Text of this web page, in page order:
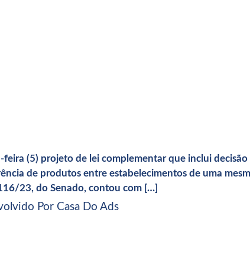
(5) projeto de lei complementar que inclui decisão
de produtos entre estabelecimentos de uma
23, do Senado, contou com […]
Por Casa Do Ads